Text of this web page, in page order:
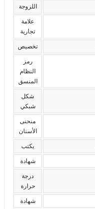
اللزوجة
علامة
تجارية
تخصيص
رمز
النظام
المنسق
شكل
شبكي
منحنى
الأسنان
يكتب
شهادة
درجة
حرارة
شهادة